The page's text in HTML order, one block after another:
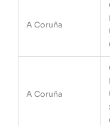
A Coruña
A Coruña